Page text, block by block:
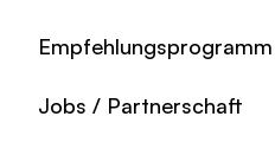
Empfehlungsprogramm
Jobs / Partnerschaft